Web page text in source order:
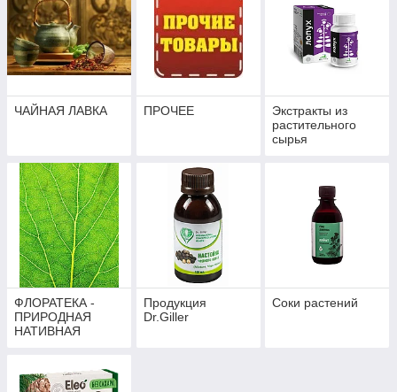
ЧАЙНАЯ ЛАВКА ПРОЧЕЕ
Экстракты из
растительного
сырья
ФЛОРАТЕКА -
ПРИРОДНАЯ
НАТИВНАЯ
Продукция
Dr.Giller
Соки растений